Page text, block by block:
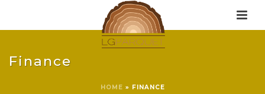
Finance
HOME » FINANCE